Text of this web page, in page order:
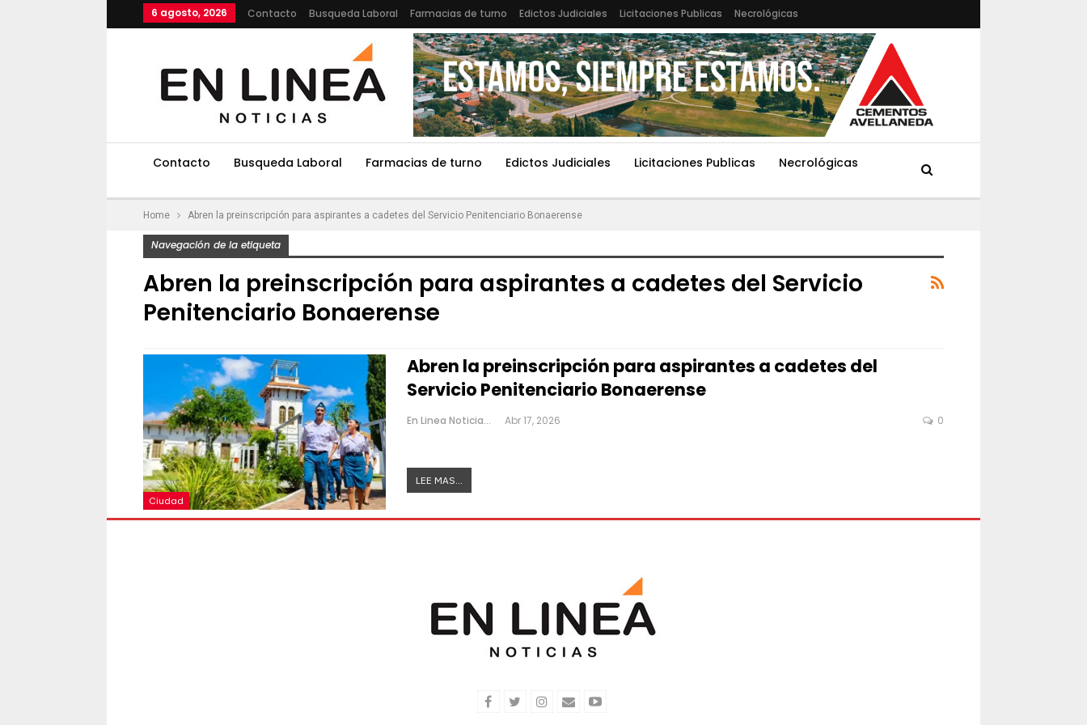
6 agosto, 2026 Contacto Busqueda Laboral Farmacias de turno Edictos Judiciales Licitaciones Publicas Necrológicas
Contacto Busqueda Laboral Farmacias de turno Edictos Judiciales Licitaciones Publicas Necrológicas
Home Abren la preinscripción para aspirantes a cadetes del Servicio Penitenciario Bonaerense
Navegación de la etiqueta
Abren la preinscripción para aspirantes a cadetes del Servicio
Penitenciario Bonaerense
Ciudad
Abren la preinscripción para aspirantes a cadetes del
Servicio Penitenciario Bonaerense
En Linea Noticias Abr 17, 2026 0
LEE MAS...